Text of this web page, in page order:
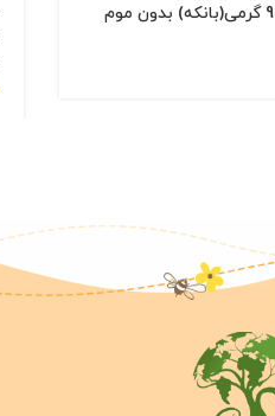
عسل چند گیاه 950 گرمی(بانکه) بدون موم